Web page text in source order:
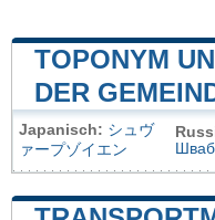
TOPONYM
DER
Japanisch: シュヴ
ァープゾイエン